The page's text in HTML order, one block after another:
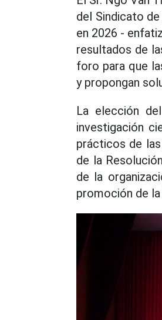
del Sindicato
en 2026 -
resultados de
foro para que
y propongan
La elección
investigación
prácticos de
de la
de la
promoción de